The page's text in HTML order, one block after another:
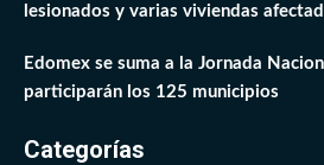
lesionados y varias viviendas
Edomex se suma a la Jornada
participarán los 125 municipios
Categorías